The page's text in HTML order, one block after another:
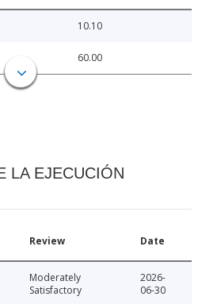
10.10
60.00
LA EJECUCIÓN
Review Date
Moderately
Satisfactory
2026-
06-30